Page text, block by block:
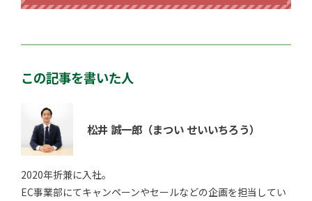
この記事を書いた人
松井 誠一郎 （まつい せいいちろう）
2020年折兼に入社。
EC事業部にてキャンペーンやセールなどの企画を担当してい